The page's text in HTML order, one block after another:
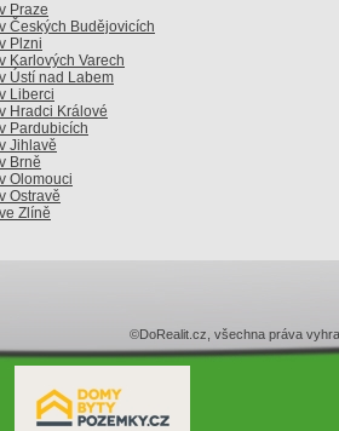
Praze
Českých Budějovicích
Plzni
Karlových Varech
Ústí nad Labem
Liberci
Hradci Králové
Pardubicích
Jihlavě
Brně
Olomouci
Ostravě
Zlíně
©DoRealit.cz, všechna práva